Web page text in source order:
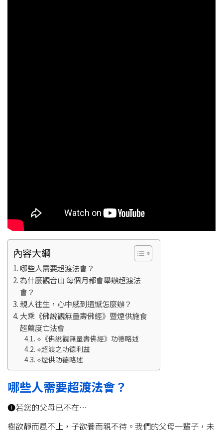
內容大綱
哪些人需要超渡法會？
為什麼觀音山 每個月都會舉辦超渡法
會？
親人往生，心中感到遺憾怎麼辦？
大乘《佛說觀無量壽佛經》暨煙供施食
超薦度亡法會
⟡《佛說觀無量壽佛經》功德略述
⟡超渡之功德利益
⟡煙供功德略述
哪些人需要超渡法會？
❶若您的父母已不在…
樹欲靜而風不止，子欲養而親不待。我們的父母一輩子，未